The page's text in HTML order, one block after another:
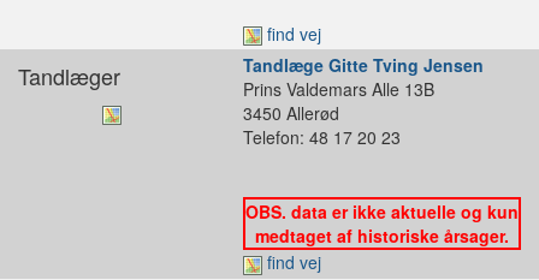
find vej
Tandlæger
Tandlæge Gitte Tving Jensen
Prins Valdemars Alle 13B
3450 Allerød
Telefon: 48 17 20 23
OBS. data er ikke aktuelle og kun
medtaget af historiske årsager.
find vej